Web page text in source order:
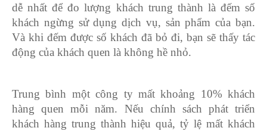
dễ nhất để đo lượng khách trung thành là đếm số
khách ngừng sử dụng dịch vụ, sản phẩm của bạn.
Và khi đếm được số khách đã bỏ đi, bạn sẽ thấy tác
động của khách quen là không hề nhỏ.
Trung bình một công ty mất khoảng 10% khách
hàng quen mỗi năm. Nếu chính sách phát triển
khách hàng trung thành hiệu quả, tỷ lệ mất khách